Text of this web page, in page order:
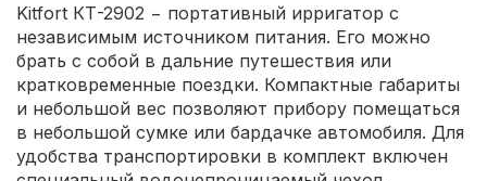
Kitfort КТ-2902 − портативный ирригатор с
независимым источником питания. Его можно
брать с собой в дальние путешествия или
кратковременные поездки. Компактные габариты
и небольшой вес позволяют прибору помещаться
в небольшой сумке или бардачке автомобиля. Для
удобства транспортировки в комплект включен